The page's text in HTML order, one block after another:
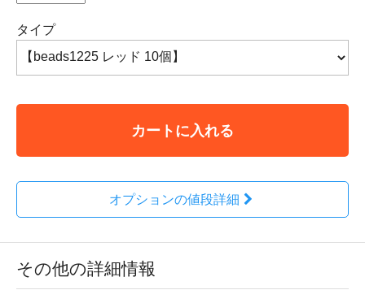
タイプ
カートに入れる
オプションの値段詳細
その他の詳細情報